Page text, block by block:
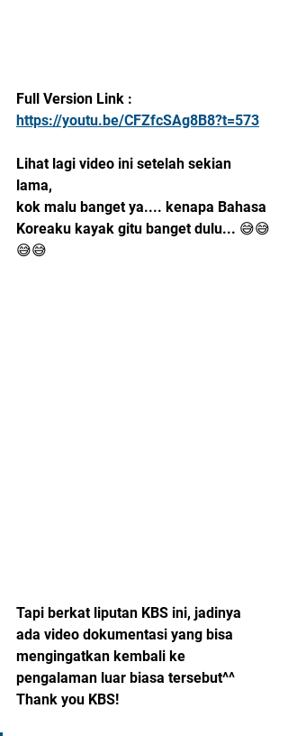
Full Version Link :
https://youtu.be/CFZfcSAg8B8?t=573
Lihat lagi video ini setelah sekian
lama,
kok malu banget ya.... kenapa Bahasa
Koreaku kayak gitu banget dulu... 😅😅
😅😅
Tapi berkat liputan KBS ini, jadinya
ada video dokumentasi yang bisa
mengingatkan kembali ke
pengalaman luar biasa tersebut^^
Thank you KBS!